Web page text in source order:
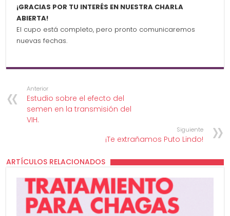
¡GRACIAS POR TU INTERÉS EN NUESTRA CHARLA
ABIERTA!
El cupo está completo, pero pronto comunicaremos
nuevas fechas.
Anterior
Estudio sobre el efecto del
semen en la transmisión del
VIH.
Siguiente
¡Te extrañamos Puto Lindo!
ARTÍCULOS RELACIONADOS